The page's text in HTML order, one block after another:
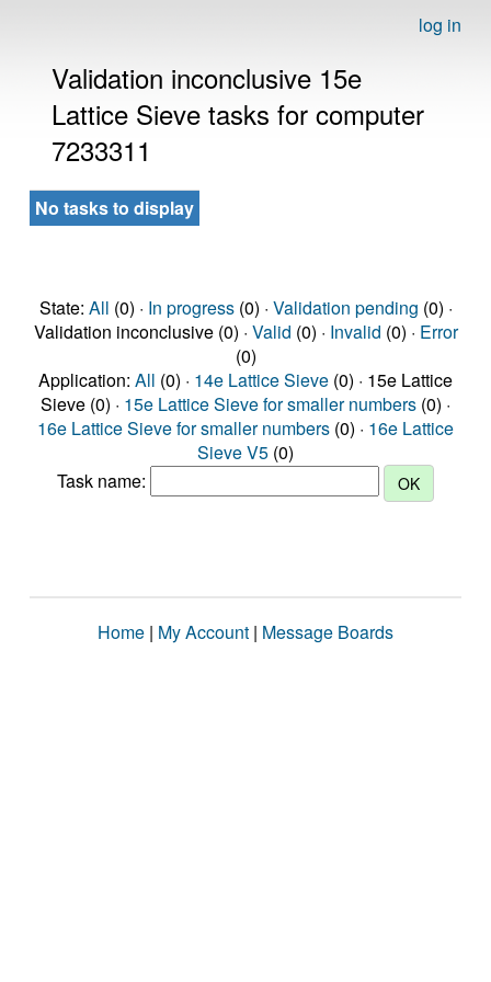
log in
Validation inconclusive 15e
Lattice Sieve tasks for computer
7233311
No tasks to display
State: All (0) · In progress(0) · Validation pending (0) ·
Validation inconclusive (0) · Valid (0) · Invalid (0) · Error
(0)
Application: All (0) · 14e Lattice Sieve (0) · 15e Lattice
Sieve (0) · 15e Lattice Sieve for smaller numbers (0) ·
16e Lattice Sieve for smaller numbers (0) · 16e Lattice
Sieve V5 (0)
Task name:
Home | My Account | Message Boards